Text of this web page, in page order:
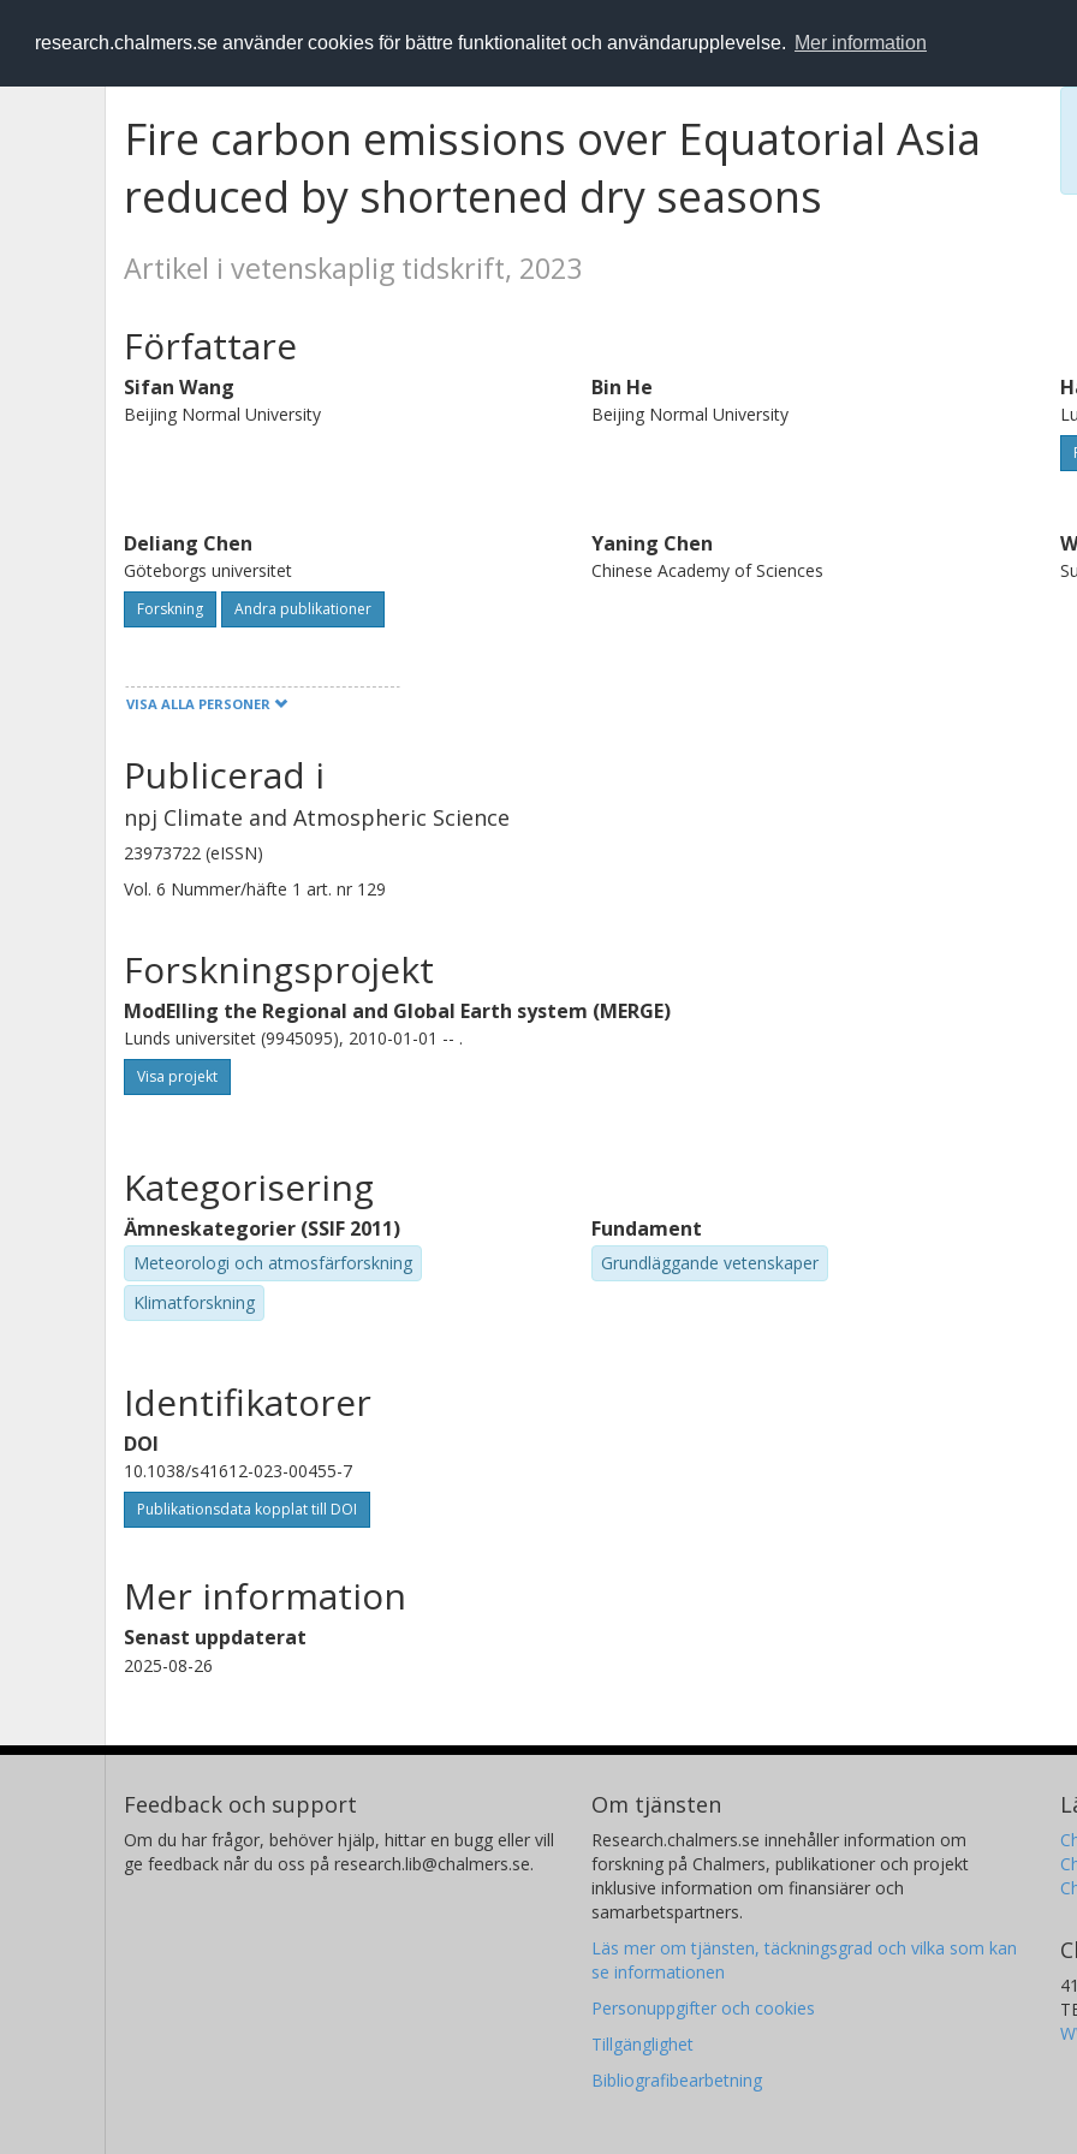
research.chalmers.se använder cookies för bättre funktionalitet och användarupplevelse. Mer information
RESEARCH.chalmers.se
Fire carbon emissions over Equatorial Asia
reduced by shortened dry seasons
Artikel i vetenskaplig tidskrift, 2023
Författare
Sifan Wang
Beijing Normal University
Bin He
Beijing Normal University
Deliang Chen
Göteborgs universitet
Forskning Andra publikationer
Yaning Chen
Chinese Academy of Sciences
Feng Shi
Tiexi Chen
Qinghai University
Nanjing University of Information Science and
Technology
Weili Duan
Chinese Academy of Sciences
Ling Huang
Huiming Liu
Ministry of Ecology and Environment Center for
Satellite Application on Ecology and Environment
VISA ALLA PERSONER
Publicerad i
npj Climate and Atmospheric Science
23973722 (eISSN)
Vol. 6 Nummer/häfte 1 art. nr 129
Forskningsprojekt
ModElling the Regional and Global Earth system (MERGE)
Lunds universitet (9945095), 2010-01-01 -- .
Visa projekt
Kategorisering
Ämneskategorier (SSIF 2011)
Meteorologi och atmosfärforskning
Klimatforskning
Fundament
Grundläggande vetenskaper
Identifikatorer
DOI
10.1038/s41612-023-00455-7
Publikationsdata kopplat till DOI
Mer information
Senast uppdaterat
2025-08-26
Feedback och support
Om du har frågor, behöver hjälp, hittar en bugg eller vill
ge feedback når du oss på research.lib@chalmers.se.
Om tjänsten
Research.chalmers.se innehåller information om
forskning på Chalmers, publikationer och projekt
inklusive information om finansiärer och
samarbetspartners.
Läs mer om tjänsten, täckningsgrad och vilka som kan
se informationen
Personuppgifter och cookies
Tillgänglighet
Bibliografibearbetning